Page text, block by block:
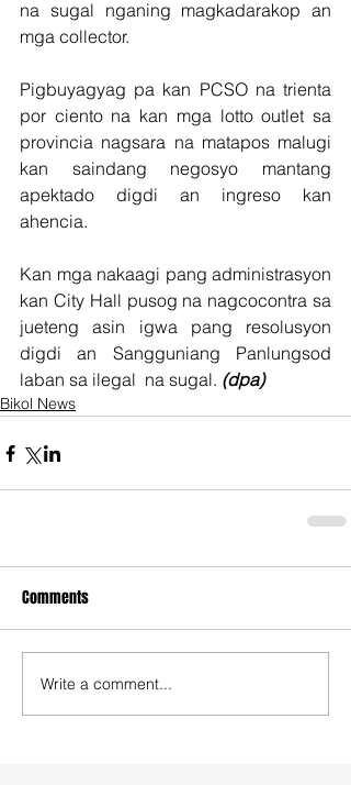
na sugal nganing magkadarakop an
mga collector.
Pigbuyagyag pa kan PCSO na trienta
por ciento na kan mga lotto outlet sa
provincia nagsara na matapos malugi
kan saindang negosyo mantang
apektado digdi an ingreso kan
ahencia.
Kan mga nakaagi pang administrasyon
kan City Hall pusog na nagcocontra sa
jueteng asin igwa pang resolusyon
digdi an Sangguniang Panlungsod
laban sa ilegal  na sugal. (dpa)
Bikol News
Comments
Write a comment...